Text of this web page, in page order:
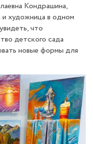
Кондрашина,
и художница в одном
что
детского сада
новые формы для